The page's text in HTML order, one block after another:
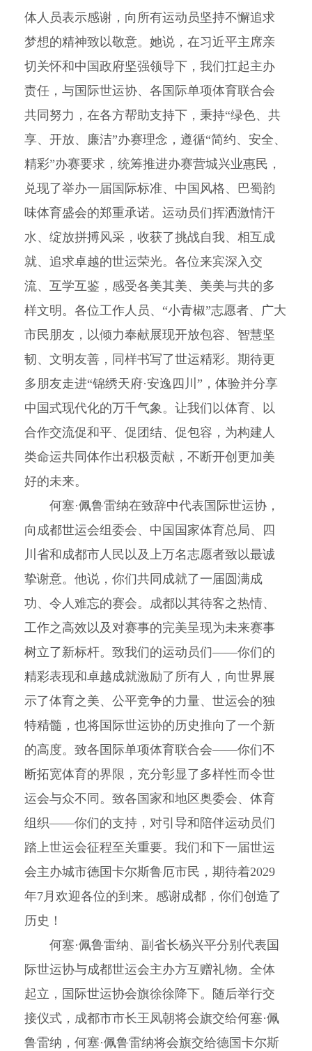
体人员表示感谢，向所有运动员坚持不懈追求
梦想的精神致以敬意。她说，在习近平主席亲
切关怀和中国政府坚强领导下，我们扛起主办
责任，与国际世运协、各国际单项体育联合会
共同努力，在各方帮助支持下，秉持“绿色、共
享、开放、廉洁”办赛理念，遵循“简约、安全、
精彩”办赛要求，统筹推进办赛营城兴业惠民，
兑现了举办一届国际标准、中国风格、巴蜀韵
味体育盛会的郑重承诺。运动员们挥洒激情汗
水、绽放拼搏风采，收获了挑战自我、相互成
就、追求卓越的世运荣光。各位来宾深入交
流、互学互鉴，感受各美其美、美美与共的多
样文明。各位工作人员、“小青椒”志愿者、广大
市民朋友，以倾力奉献展现开放包容、智慧坚
韧、文明友善，同样书写了世运精彩。期待更
多朋友走进“锦绣天府·安逸四川”，体验并分享
中国式现代化的万千气象。让我们以体育、以
合作交流促和平、促团结、促包容，为构建人
类命运共同体作出积极贡献，不断开创更加美
好的未来。
何塞·佩鲁雷纳在致辞中代表国际世运协，
向成都世运会组委会、中国国家体育总局、四
川省和成都市人民以及上万名志愿者致以最诚
挚谢意。他说，你们共同成就了一届圆满成
功、令人难忘的赛会。成都以其待客之热情、
工作之高效以及对赛事的完美呈现为未来赛事
树立了新标杆。致我们的运动员们——你们的
精彩表现和卓越成就激励了所有人，向世界展
示了体育之美、公平竞争的力量、世运会的独
特精髓，也将国际世运协的历史推向了一个新
的高度。致各国际单项体育联合会——你们不
断拓宽体育的界限，充分彰显了多样性而令世
运会与众不同。致各国家和地区奥委会、体育
组织——你们的支持，对引导和陪伴运动员们
踏上世运会征程至关重要。我们和下一届世运
会主办城市德国卡尔斯鲁厄市民，期待着2029
年7月欢迎各位的到来。感谢成都，你们创造了
历史！
何塞·佩鲁雷纳、副省长杨兴平分别代表国
际世运协与成都世运会主办方互赠礼物。全体
起立，国际世运协会旗徐徐降下。随后举行交
接仪式，成都市市长王凤朝将会旗交给何塞·佩
鲁雷纳，何塞·佩鲁雷纳将会旗交给德国卡尔斯